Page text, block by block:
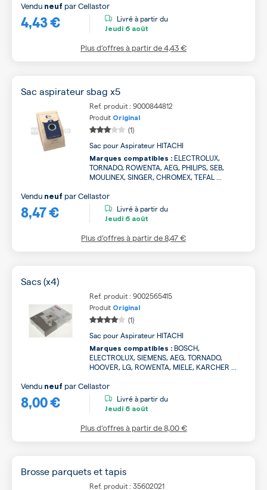
4,43 €
Vendu neuf parCellastor
Livré à partir du
Jeudi 6 août
Plus d’offres à partir de4,43 €
Sac aspirateur sbag x5
Ref. produit : 9000844812
Produit Original
(1)
Sac pour Aspirateur HITACHI
Marques compatibles : ELECTROLUX,
TORNADO, ROWENTA, AEG, PHILIPS, SEB,
MOULINEX, SINGER, CHROMEX, TEFAL ...
8,47 €
Vendu neuf parCellastor
Livré à partir du
Jeudi 6 août
Plus d’offres à partir de8,47 €
Sacs (x4)
Ref. produit : 9002565415
Produit Original
(1)
Sac pour Aspirateur HITACHI
Marques compatibles : BOSCH,
ELECTROLUX, SIEMENS, AEG, TORNADO,
HOOVER, LG, ROWENTA, MIELE, KARCHER ...
8,00 €
Vendu neuf parCellastor
Livré à partir du
Jeudi 6 août
Plus d’offres à partir de8,00 €
Brosse parquets et tapis
Ref. produit : 35602021